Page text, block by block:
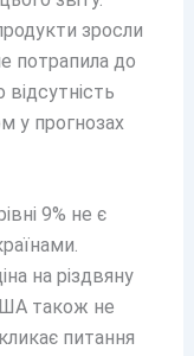
зросли
потрапила до
у прогнозах
9% не є
на різдвяну
також не
питання